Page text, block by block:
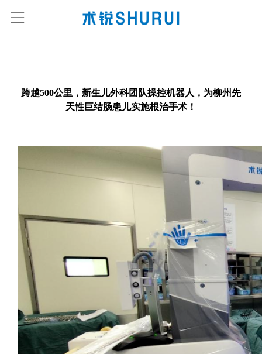
跨越500公里，新生儿外科团队操控机器人，为柳州先
天性巨结肠患儿实施根治手术！